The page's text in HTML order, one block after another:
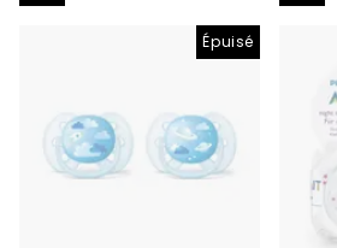
Épuisé